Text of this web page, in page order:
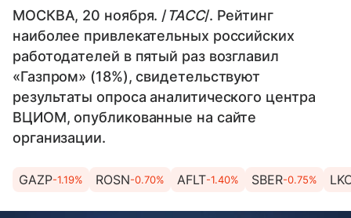
МОСКВА, 20 ноября. /ТАСС/. Рейтинг
наиболее привлекательных российских
работодателей в пятый раз возглавил
«Газпром» (18%), свидетельствуют
результаты опроса аналитического центра
ВЦИОМ, опубликованные на сайте
организации.
GAZP-1.19% ROSN-0.70% AFLT-1.40% SBER-0.75%